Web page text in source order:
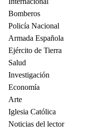
Bomberos
Policía Nacional
Armada Española
Ejército de Tierra
Salud
Investigación
Economía
Arte
Iglesia Católica
Noticias del lector